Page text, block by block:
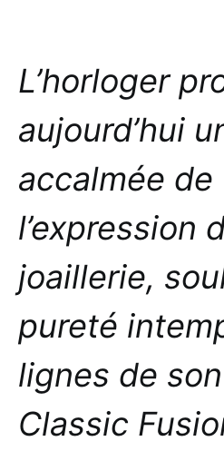
L’horloger
aujourd’hui
accalmée de
l’expression
joaillerie,
pureté
lignes de
Classic